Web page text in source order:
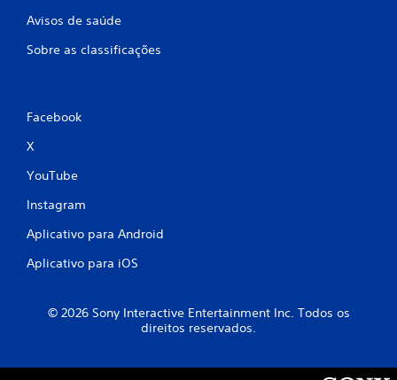
Avisos de saúde
Sobre as classificações
Facebook
X
YouTube
Instagram
Aplicativo para Android
Aplicativo para iOS
© 2026 Sony Interactive Entertainment Inc. Todos os
direitos reservados.